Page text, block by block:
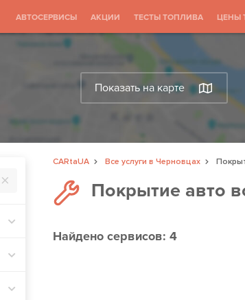
АВТОСЕРВИСЫ АКЦИИ ТЕСТЫ ТОПЛИВА ЦЕНЫ
Показать на карте
CARtaUA Все услуги в Черновцах
Покрытие авто
Найденосервисов: 4